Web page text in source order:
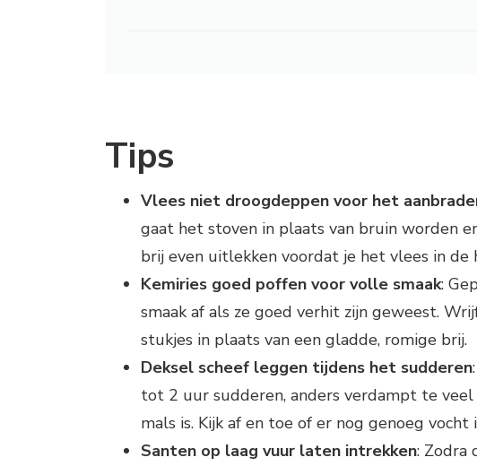
Tips
Vlees niet droogdeppen voor het
gaat het stoven in plaats van bruin worden
brij even uitlekken voordat je het vlees in de
Kemiries goed poffen voor volle smaak:
smaak af als ze goed verhit zijn geweest.
stukjes in plaats van een gladde, romige brij.
Deksel scheef leggen tijdens het sudderen
tot 2 uur sudderen, anders verdampt te
mals is. Kijk af en toe of er nog genoeg vocht
Santen op laag vuur laten intrekken: Zodra